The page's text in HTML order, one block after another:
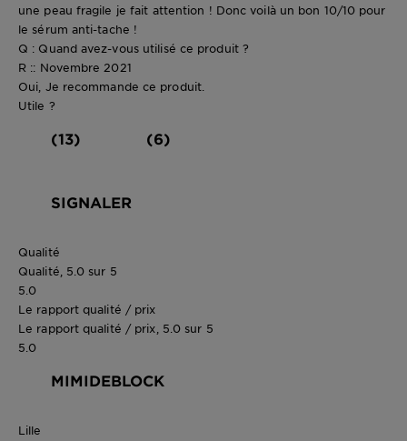
une peau fragile je fait attention ! Donc voilà un bon 10/10 pour
le sérum anti-tache !
Q : Quand avez-vous utilisé ce produit ?
R :: Novembre 2021
Oui, Je recommande ce produit.
Utile ?
(13) (6)
SIGNALER
Qualité
Qualité, 5.0 sur 5
5.0
Le rapport qualité / prix
Le rapport qualité / prix, 5.0 sur 5
5.0
MIMIDEBLOCK
Lille